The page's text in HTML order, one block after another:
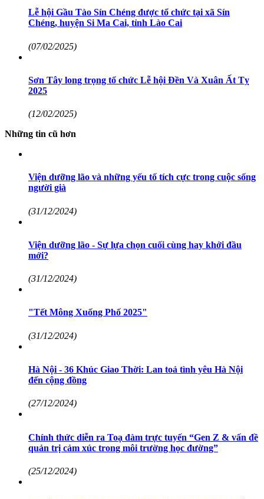
Lễ hội Gầu Tào Sín Chéng được tổ chức tại xã Sín
Chéng, huyện Si Ma Cai, tỉnh Lào Cai
(07/02/2025)
Sơn Tây long trọng tổ chức Lễ hội Đền Và Xuân Ất Tỵ
2025
(12/02/2025)
Những tin cũ hơn
Viện dưỡng lão và những yếu tố tích cực trong cuộc sống
người già
(31/12/2024)
Viện dưỡng lão - Sự lựa chọn cuối cùng hay khởi đầu
mới?
(31/12/2024)
"Tết Mông Xuống Phố 2025"
(31/12/2024)
Hà Nội - 36 Khúc Giao Thời: Lan toả tình yêu Hà Nội
đến cộng đồng
(27/12/2024)
Chính thức diễn ra Toạ đàm trực tuyến “Gen Z & vấn đề
quản trị cảm xúc trong môi trường học đường”
(25/12/2024)